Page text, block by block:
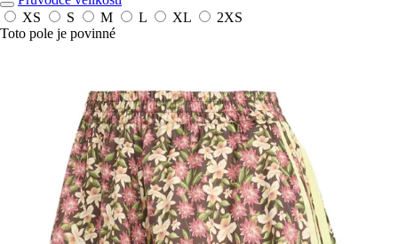
XS
S M L XL
2XS
Toto pole je povinné